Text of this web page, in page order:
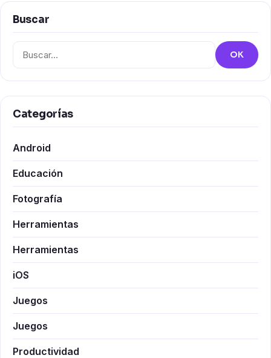
Buscar
Buscar:
OK
Categorías
Android
Educación
Fotografía
Herramientas
Herramientas
iOS
Juegos
Juegos
Productividad